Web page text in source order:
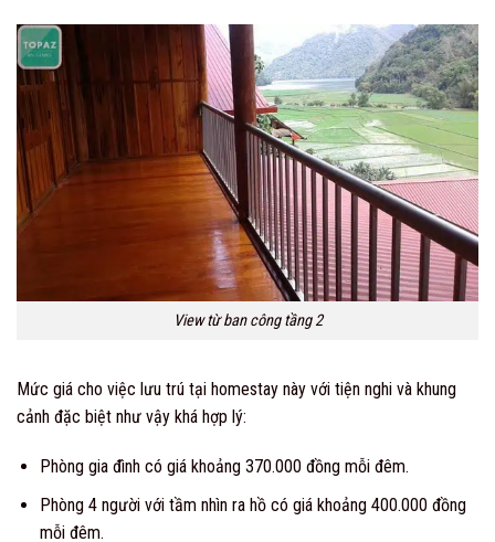
View từ ban công tầng 2
Mức giá cho việc lưu trú tại homestay này với tiện nghi và khung
cảnh đặc biệt như vậy khá hợp lý:
Phòng gia đình có giá khoảng 370.000 đồng mỗi đêm.
Phòng 4 người với tầm nhìn ra hồ có giá khoảng 400.000 đồng
mỗi đêm.